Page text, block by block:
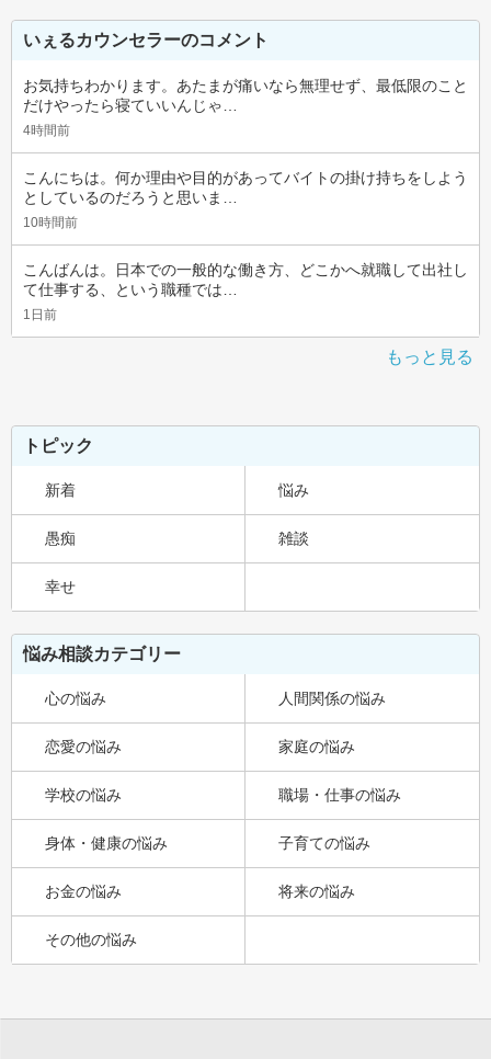
いぇるカウンセラーのコメント
お気持ちわかります。あたまが痛いなら無理せず、最低限のこと
だけやったら寝ていいんじゃ…
4時間前
こんにちは。何か理由や目的があってバイトの掛け持ちをしよう
としているのだろうと思いま…
10時間前
こんばんは。日本での一般的な働き方、どこかへ就職して出社し
て仕事する、という職種では…
1日前
もっと見る
トピック
新着 悩み
愚痴 雑談
幸せ
悩み相談カテゴリー
心の悩み 人間関係の悩み
恋愛の悩み 家庭の悩み
学校の悩み 職場・仕事の悩み
身体・健康の悩み 子育ての悩み
お金の悩み 将来の悩み
その他の悩み